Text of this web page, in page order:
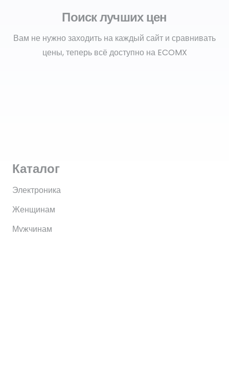
Поиск лучших цен
Вам не нужно заходить на каждый сайт и сравнивать
цены, теперь всё доступно на ECOMX
Каталог
Электроника
Женщинам
Мужчинам